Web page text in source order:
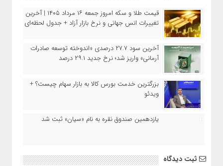
قیمت طلا و سکه امروز جمعه ۱۶ مرداد ۱۴۰۵ | آخرین
تغییرات انس جهانی و نرخ بازار آزاد + جدول لحظه‌ای
آخرین سود ۲۷.۷ درصدی «اندوخته توسعه صادرات
آرمانی» واریز شد؛ نرخ جدید ۲۹.۱ درصد
بزرگترین خدمت بورس کالا به بازار سهام چیست؟ +
ویدئو
یازدهمین صندوق نقره به نام «سیان» ثبت شد
ثبت دیدگاه